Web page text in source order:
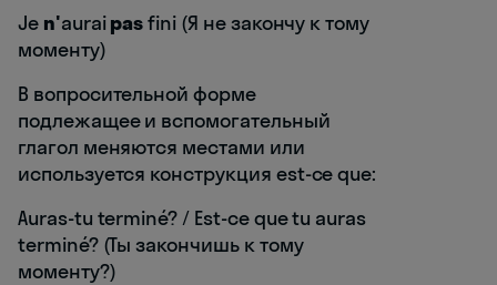
Je n'auraipasfini (Я не закончу к тому
моменту)
В вопросительной форме
подлежащее и вспомогательный
глагол меняются местами или
используется конструкция est-ce que:
Auras-tu terminé? / Est-ce que tu auras
terminé? (Ты закончишь к тому
моменту?)